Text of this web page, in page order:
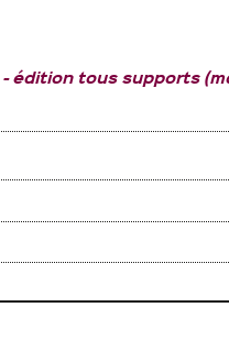
édition tous supports